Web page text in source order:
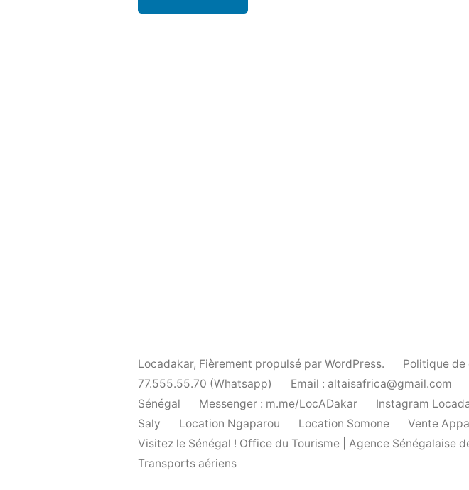
Locadakar, Fièrement propulsé par WordPress. Politique
77.555.55.70 (Whatsapp)
Email : altaisafrica@gmail.com
Sénégal
Messenger : m.me/LocADakar Instagram
Saly
Location Ngaparou Location Somone Vente
Visitez le Sénégal ! Office du Tourisme | Agence Sénégalaise
Transports aériens